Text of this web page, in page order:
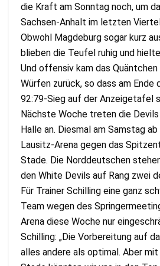
die Kraft am Sonntag noch, um
Sachsen-Anhalt im letzten
Obwohl Magdeburg sogar kurz
blieben die Teufel ruhig und
Und offensiv kam das Quäntchen
Würfen zurück, so dass am Ende
92:79-Sieg auf der Anzeigetafel
Nächste Woche treten die
Halle an. Diesmal am Samstag
Lausitz-Arena gegen das
Stade. Die Norddeutschen
den White Devils auf Rang zwei
Für Trainer Schilling eine ganz
Team wegen des
Arena diese Woche nur
Schilling: „Die Vorbereitung auf
alles andere als optimal. Aber